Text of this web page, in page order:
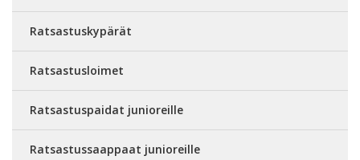
Ratsastuskypärät
Ratsastusloimet
Ratsastuspaidat junioreille
Ratsastussaappaat junioreille